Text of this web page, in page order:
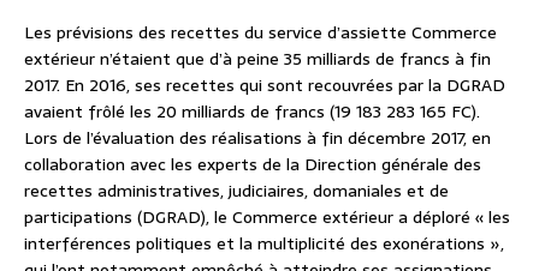
Les prévisions des recettes du service d’assiette Commerce
extérieur n’étaient que d’à peine 35 milliards de francs à fin
2017. En 2016, ses recettes qui sont recouvrées par la DGRAD
avaient frôlé les 20 milliards de francs (19 183 283 165 FC).
Lors de l’évaluation des réalisations à fin décembre 2017, en
collaboration avec les experts de la Direction générale des
recettes administratives, judiciaires, domaniales et de
participations (DGRAD), le Commerce extérieur a déploré « les
interférences politiques et la multiplicité des exonérations »,